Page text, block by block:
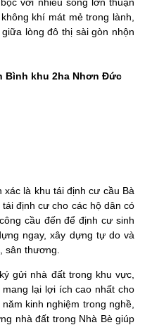
khí mát mẻ trong lành,
lòng đô thị sài gòn nhộn
Bình khu 2ha Nhơn Đức
là khu tái định cư cầu Bà
định cư cho các hộ dân có
cầu đến để định cư sinh
ngay, xây dựng tự do và
sân thương.
gửi nhà đất trong khu vực,
lại lợi ích cao nhất cho
kinh nghiệm trong nghề,
nhà đất trong Nhà Bè giúp